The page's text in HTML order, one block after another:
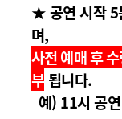
★공연 시작 5
며,
사전 예매 후
부 됩니다.
예) 11시 공